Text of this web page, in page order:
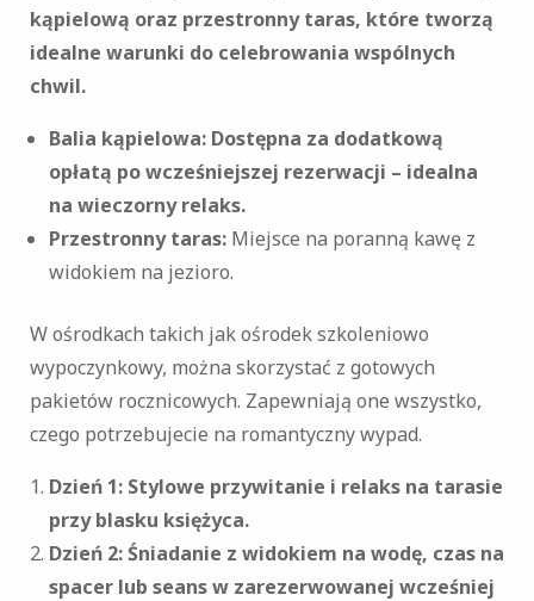
kąpielową oraz przestronny taras, które tworzą
idealne warunki do celebrowania wspólnych
chwil.
Balia kąpielowa: Dostępna za dodatkową
opłatą po wcześniejszej rezerwacji – idealna
na wieczorny relaks.
Przestronny taras: Miejsce na poranną kawę z
widokiem na jezioro.
W ośrodkach takich jak ośrodek szkoleniowo
wypoczynkowy, można skorzystać z gotowych
pakietów rocznicowych. Zapewniają one wszystko,
czego potrzebujecie na romantyczny wypad.
Dzień 1: Stylowe przywitanie i relaks na tarasie
przy blasku księżyca.
Dzień 2: Śniadanie z widokiem na wodę, czas na
spacer lub seans w zarezerwowanej wcześniej